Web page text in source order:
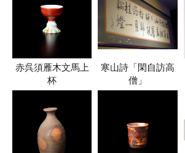
赤呉須雁木文馬上
杯
寒山詩「閑自訪高
僧」